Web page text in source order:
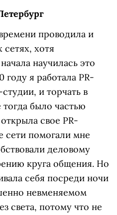
проводила и
хотя
научилась это
году я работала PR-
и торчать в
было частью
свое PR-
сети помогали мне
деловому
круга общения. Но
себя посреди ночи
невменяемом
света, потому что не